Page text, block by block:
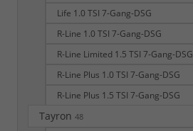
Life 1.0 TSI 7-Gang-DSG
R-Line 1.0 TSI 7-Gang-DSG
R-Line Limited 1.5 TSI 7-Gang-DSG
R-Line Plus 1.0 TSI 7-Gang-DSG
R-Line Plus 1.5 TSI 7-Gang-DSG
Tayron 48